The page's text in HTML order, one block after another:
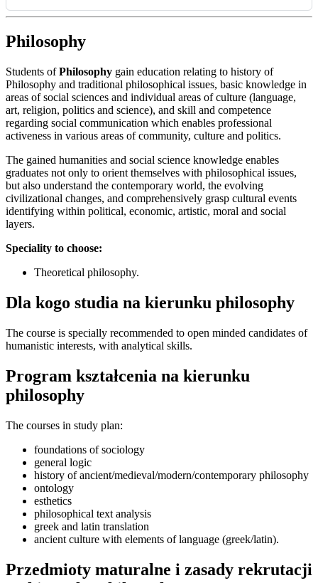
Philosophy
Students ofPhilosophy gain education relating to history of
Philosophy and traditional philosophical issues, basic knowledge in
areas of social sciences and individual areas of culture (language,
art, religion, politics and science), and skill and competence
regarding social communication which enables professional
activeness in various areas of community, culture and politics.
The gained humanities and social science knowledge enables
graduates not only to orient themselves with philosophical issues,
but also understand the contemporary world, the evolving
civilizational changes, and comprehensively grasp cultural events
identifying within political, economic, artistic, moral and social
layers.
Speciality to choose:
Theoretical philosophy.
Dla kogo studia na kierunku philosophy
The course is specially recommended to open minded candidates of
humanistic interests, with analytical skills.
Program kształcenia na kierunku
philosophy
The courses in study plan:
foundations of sociology
general logic
history of ancient/medieval/modern/contemporary philosophy
ontology
esthetics
philosophical text analysis
greek and latin translation
ancient culture with elements of language (greek/latin).
Przedmioty maturalne i zasady rekrutacji